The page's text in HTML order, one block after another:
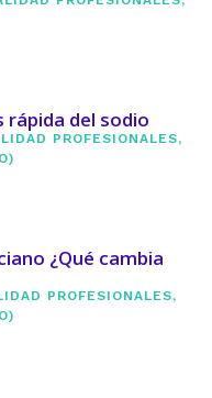
del sodio
PROFESIONALES,
¿Qué cambia
PROFESIONALES,